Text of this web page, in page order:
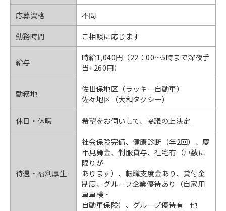
応募資格
不問
勤務時間
ご相談に応じます
給与
時給1,040円（22：00〜5時まで深夜手
当+260円）
勤務地
佐世保地区（ラッキー自動車）
佐々地区（大和タクシー）
休日・休暇
希望をお伺いして、協議の上決定
待遇・福利厚生
社会保険完備、健康診断（年2回）、慶
弔見舞金、制服貸与、社宅有（戸数に
限りが
あります）、転職支度金あり、貸付金
制度、グループ企業優待あり（自家用
車車検・
自動車保険）、グループ優待有 他